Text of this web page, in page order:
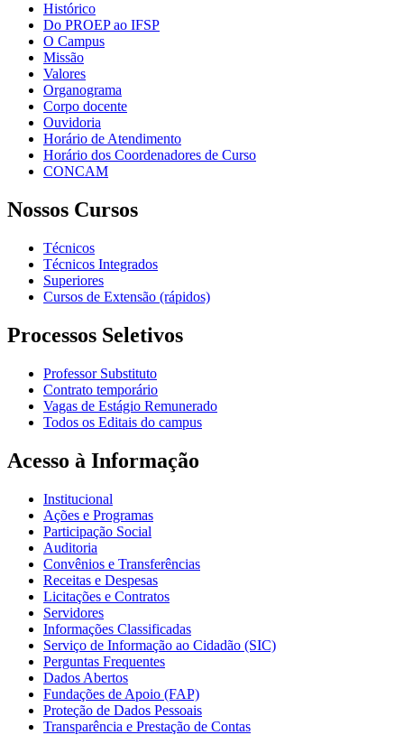
Histórico
Do PROEP ao IFSP
O Campus
Missão
Valores
Organograma
Corpo docente
Ouvidoria
Horário de Atendimento
Horário dos Coordenadores de Curso
CONCAM
Nossos Cursos
Técnicos
Técnicos Integrados
Superiores
Cursos de Extensão (rápidos)
Processos Seletivos
Professor Substituto
Contrato temporário
Vagas de Estágio Remunerado
Todos os Editais do campus
Acesso à Informação
Institucional
Ações e Programas
Participação Social
Auditoria
Convênios e Transferências
Receitas e Despesas
Licitações e Contratos
Servidores
Informações Classificadas
Serviço de Informação ao Cidadão (SIC)
Perguntas Frequentes
Dados Abertos
Fundações de Apoio (FAP)
Proteção de Dados Pessoais
Transparência e Prestação de Contas